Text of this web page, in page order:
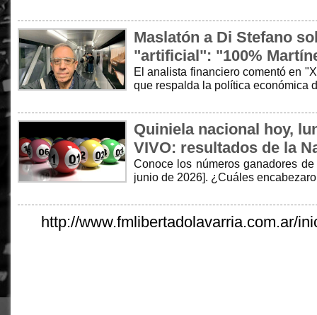
Maslatón a Di Stefano
"artificial": "100%
El analista financiero comentó en
que respalda la política económica
Quiniela nacional hoy,
VIVO: resultados de la
Conoce los números ganadores
junio de 2026]. ¿Cuáles
http://www.fmlibertadolavarria.com.ar/